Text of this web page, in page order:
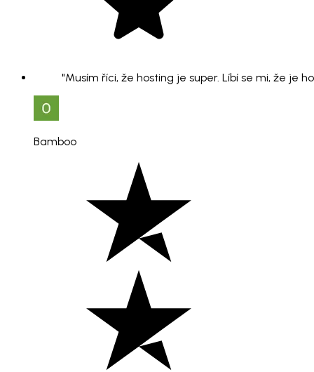
"Musím říci, že hosting je super. Líbí se mi, že je
Bamboo